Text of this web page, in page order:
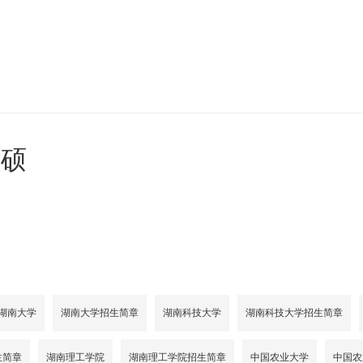
南大学 湖南大学招生简章 湖南科技大学 湖南科技大学招生简章
简章 湖南理工学院 湖南理工学院招生简章 中国农业大学 中国